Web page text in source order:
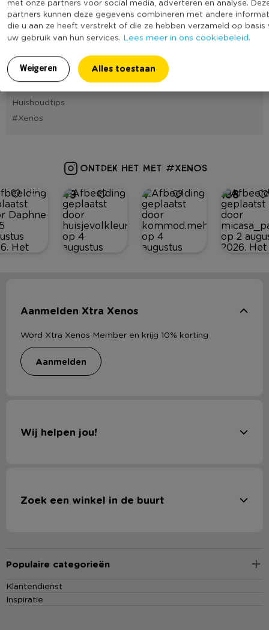
partners kunnen deze gegevens combineren met andere
die u aan ze heeft verstrekt of die ze hebben verzameld op basis
uw gebruik van hun services. Lees meer in ons cookiebeleid.
Weigeren Alles toestaan
Cadeautips
Tafelstyling
Interieurtips
Recepten
DIY
Feestjes
Huishoudtips
#Xenos
ONTDEK HET MET #XENOS
49 4 188
Aanmelden Xtra Xenos
Word Xtra Xenos Member en krijg 10% korting
aanmelden
Wij helpen jou!
Zoek een winkel in de buurt
Populaire categorieën
Klantendienst
Inspiratie